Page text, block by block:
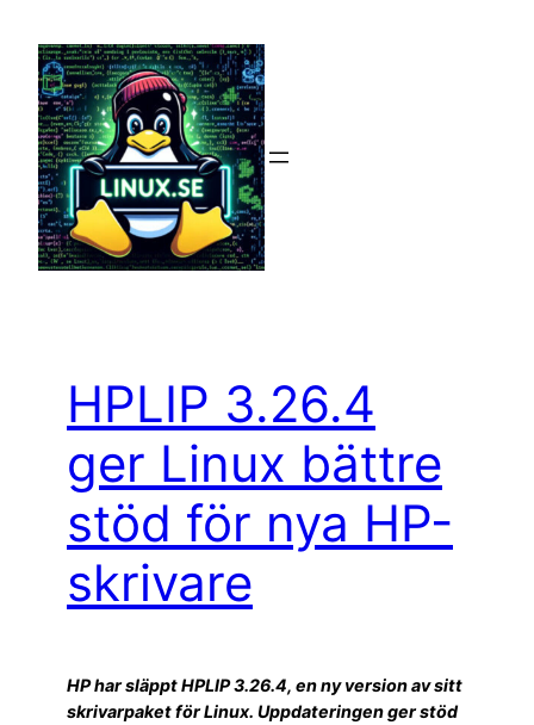
innehåll
HPLIP 3.26.4
ger Linux bättre
stöd för nya HP-
skrivare
HP har släppt HPLIP 3.26.4, en ny version av sitt
skrivarpaket för Linux. Uppdateringen ger stöd